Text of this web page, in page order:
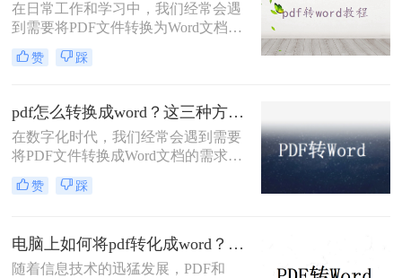
在日常工作和学习中，我们经常会遇
到需要将PDF文件转换为Word文档的
情况。因为Word文档更便于编辑和修
改，有助于提高工作效率。那么，电
来介绍三种常用的方法，让我们一起
来看看吧！
赞 踩
pdf怎么转换成word？这三种方法简单易学，你一定要知道！
在数字化时代，我们经常会遇到需要
将PDF文件转换成Word文档的需求。
无论是编辑文件、修改文字，还是复
制内容、调整格式，将PDF转换成
文将为您详细介绍几种可行的方法。
赞 踩
电脑上如何将pdf转化成word？全面详细教程解析！
随着信息技术的迅猛发展，PDF和